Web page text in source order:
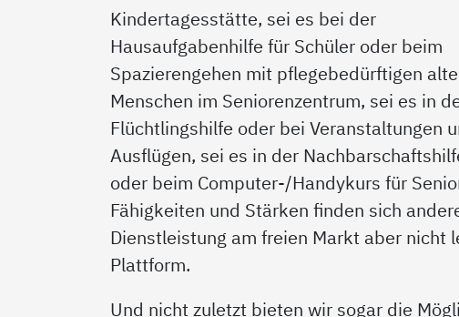
Kindertagesstätte, sei es bei der
Hausaufgabenhilfe für Schüler oder beim
Spazierengehen mit pflegebedürftigen
Menschen im Seniorenzentrum, sei es in
Flüchtlingshilfe oder bei Veranstaltungen
Ausflügen, sei es in der
oder beim Computer-/Handykurs für
Fähigkeiten und Stärken finden sich
Dienstleistung am freien Markt aber nicht
Plattform.
Und nicht zuletzt bieten wir sogar die